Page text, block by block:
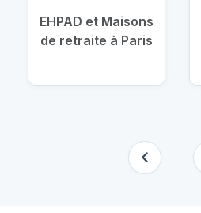
EHPAD et Maisons
de retraite à Paris